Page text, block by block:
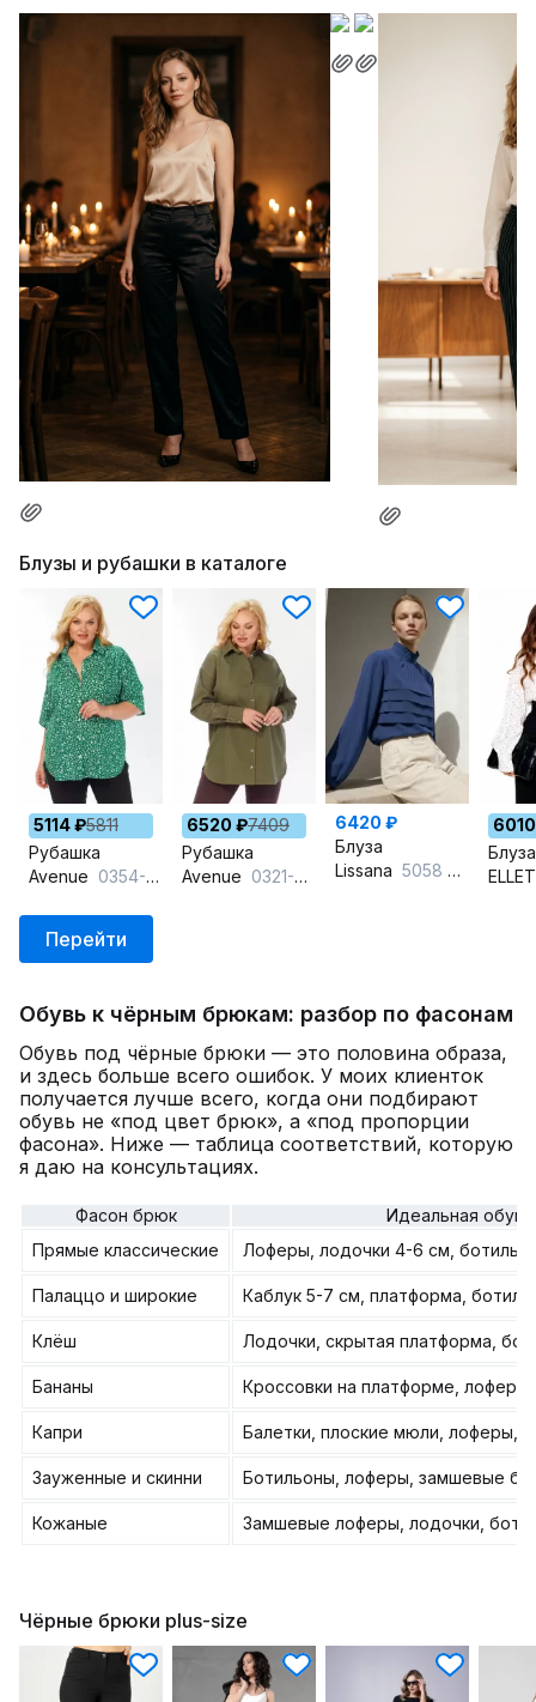
Блузы и рубашки в каталоге
5114 ₽5811
Рубашка
Avenue 0354-1 дизайн
6520 ₽7409
Рубашка
Avenue 0321-3 темная_оливка
6420 ₽
Блуза
Lissana 5058 индиго
Блуза
Перейти
Обувь к чёрным брюкам: разбор по фасонам
Обувь под чёрные брюки — это половина образа,
и здесь больше всего ошибок. У моих клиенток
получается лучше всего, когда они подбирают
обувь не «под цвет брюк», а «под пропорции
фасона». Ниже — таблица соответствий, которую
я даю на консультациях.
Фасон брюк
Идеальная обувь
Прямые классические
Лоферы, лодочки 4-6 см,
Палаццо и широкие Каблук 5-7 см, платформа,
Клёш Лодочки, скрытая платформа,
Бананы Кроссовки на платформе,
Капри Балетки, плоские мюли, лоферы,
Зауженные и скинни Ботильоны, лоферы, замшевые
Кожаные Замшевые лоферы, лодочки,
Чёрные брюки plus-size